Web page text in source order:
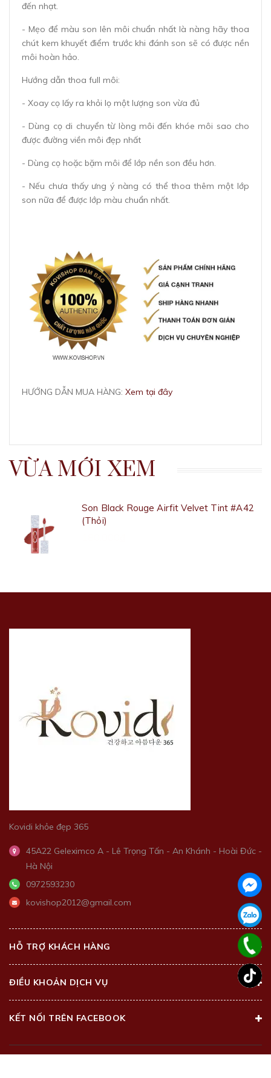
đến nhạt.
- Mẹo để màu son lên môi chuẩn nhất là nàng hãy thoa
chút kem khuyết điểm trước khi đánh son sẽ có được nền
môi hoàn hảo.
Hướng dẫn thoa full môi:
- Xoay cọ lấy ra khỏi lọ một lượng son vừa đủ
- Dùng cọ di chuyển từ lòng môi đến khóe môi sao cho
được đường viền môi đẹp nhất
- Dùng cọ hoặc bặm môi để lớp nền son đều hơn.
- Nếu chưa thấy ưng ý nàng có thể thoa thêm một lớp
son nữa để được lớp màu chuẩn nhất.
HƯỚNG DẪN MUA HÀNG: Xem tại đây
VỪA MỚI XEM
Son Black Rouge Airfit Velvet Tint #A42
(Thỏi)
Kovidi khỏe đẹp 365
45A22 Geleximco A - Lê Trọng Tấn - An Khánh - Hoài Đức -
Hà Nội
0972593230
kovishop2012@gmail.com
HỖ TRỢ KHÁCH HÀNG
ĐIỀU KHOẢN DỊCH VỤ
KẾT NỐI TRÊN FACEBOOK